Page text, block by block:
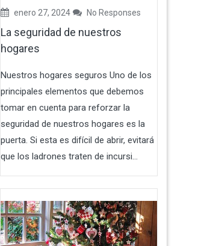
enero 27, 2024 No Responses
La seguridad de nuestros
hogares
Nuestros hogares seguros Uno de los
principales elementos que debemos
tomar en cuenta para reforzar la
seguridad de nuestros hogares es la
puerta. Si esta es difícil de abrir, evitará
que los ladrones traten de incursi...